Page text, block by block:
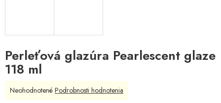
Perleťová glazúra Pearlescent glaze
118 ml
Priemerné
Neohodnotené Podrobnosti hodnotenia